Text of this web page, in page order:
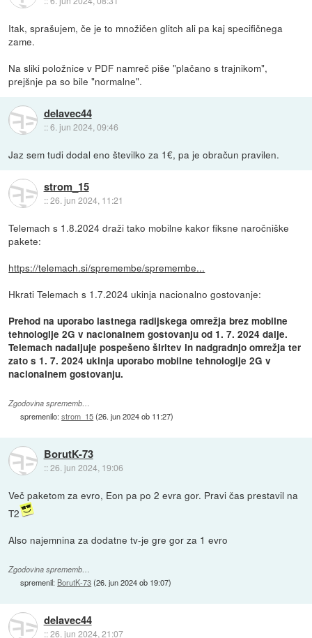
Itak, sprašujem, če je to množičen glitch ali pa kaj specifičnega
zame.
Na sliki položnice v PDF namreč piše "plačano s trajnikom",
prejšnje pa so bile "normalne".
delavec44
::6. jun 2024, 09:46
Jaz sem tudi dodal eno številko za 1€, pa je obračun pravilen.
strom_15
::26. jun 2024, 11:21
Telemach s 1.8.2024 draži tako mobilne kakor fiksne naročniške
pakete:
https://telemach.si/spremembe/spremembe...
Hkrati Telemach s 1.7.2024 ukinja nacionalno gostovanje:
Prehod na uporabo lastnega radijskega omrežja brez mobilne
tehnologije 2G v nacionalnem gostovanju od 1. 7. 2024 dalje.
Telemach nadaljuje pospešeno širitev in nadgradnjo omrežja ter
zato s 1. 7. 2024 ukinja uporabo mobilne tehnologije 2G v
nacionalnem gostovanju​.
Zgodovina sprememb…
spremenilo:strom_15(26. jun 2024 ob 11:27)
BorutK-73
::26. jun 2024, 19:06
Več paketom za evro, Eon pa po 2 evra gor. Pravi čas prestavil na
T2
Also najemnina za dodatne tv-je gre gor za 1 evro
Zgodovina sprememb…
spremenil: BorutK-73(26. jun 2024 ob 19:07)
delavec44
::26. jun 2024, 21:07